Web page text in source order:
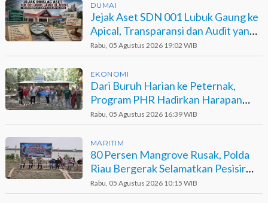
DUMAI
Jejak Aset SDN 001 Lubuk Gaung ke
Apical, Transparansi dan Audit yang
Belum Terjawab
Rabu, 05 Agustus 2026 19:02 WIB
EKONOMI
Dari Buruh Harian ke Peternak,
Program PHR Hadirkan Harapan
Baru bagi Suku Sakai
Rabu, 05 Agustus 2026 16:39 WIB
MARITIM
80 Persen Mangrove Rusak, Polda
Riau Bergerak Selamatkan Pesisir
Sinaboi
Rabu, 05 Agustus 2026 10:15 WIB